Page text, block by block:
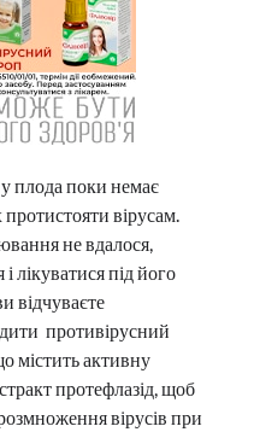
плода поки немає
вірусам.
не вдалося,
лікуватися під його
відчуваєте
противірусний
містить активну
протефлазід, щоб
вірусів при